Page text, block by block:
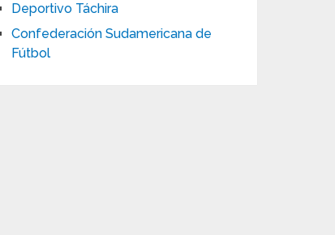
Deportivo Táchira
Confederación Sudamericana de
Fútbol